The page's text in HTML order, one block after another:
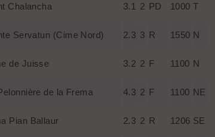
Chalancha 3.1 2 PD 1000 T
Servatun (Cime Nord) 2.3 3 R 1550 N
de Juisse 3.2 2 F 1100 N
de la Frema 4.3 2 F 1100 NE
Pian Ballaur 2.3 2 R 1206 SE